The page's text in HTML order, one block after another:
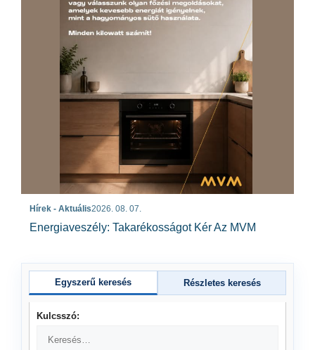
Hírek - Aktuális2026. 08. 07.
Energiaveszély: Takarékosságot Kér Az MVM
Egyszerű keresés Részletes keresés
Kulcsszó: